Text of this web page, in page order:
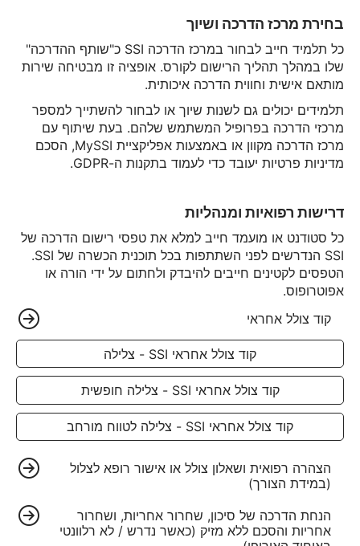
בחירת מרכז הדרכה ושיוך
כל תלמיד חייב לבחור במרכז הדרכה SSI כ"שותף ההדרכה"
שלו במהלך תהליך הרישום לקורס. אופציה זו מבטיחה שירות
מותאם אישית וחווית הדרכה איכותית.
תלמידים יכולים גם לשנות שיוך או לבחור להשתייך למספר
מרכזי הדרכה בפרופיל המשתמש שלהם. בעת שיתוף עם
מרכז הדרכה מקוון או באמצעות אפליקציית MySSI, הסכם
מדיניות פרטיות יעובד כדי לעמוד בתקנות ה-GDPR.
דרישות רפואיות ומנהליות
כל סטודנט או מועמד חייב למלא את טפסי רישום הדרכה של
SSI הנדרשים לפני השתתפות בכל תוכנית הכשרה של SSI.
הטפסים לקטינים חייבים להיבדק ולחתום על ידי הורה או
אפוטרופוס.
קוד צולל אחראי
קוד צולל אחראי SSI - צלילה
קוד צולל אחראי SSI - צלילה חופשית
קוד צולל אחראי SSI - צלילה לטווח מורחב
הצהרה רפואית ושאלון צולל או אישור רופא לצלול
(במידת הצורך)
הנחת הדרכה של סיכון, שחרור אחריות, ושחרור
אחריות והסכם ללא מזיק (כאשר נדרש / לא רלוונטי